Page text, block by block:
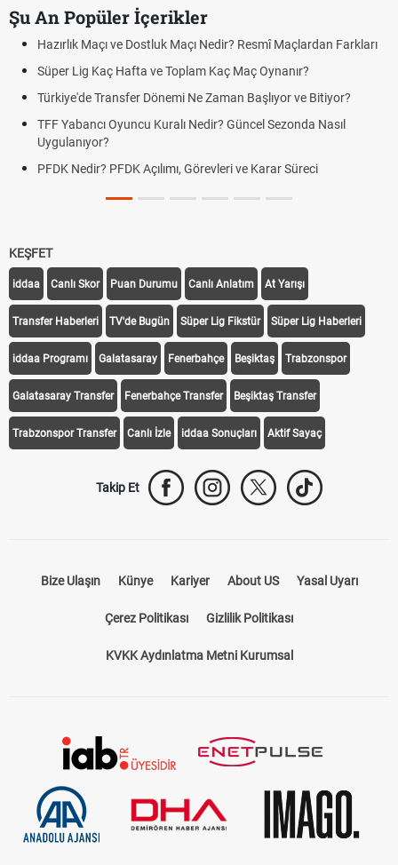
Şu An Popüler İçerikler
Hazırlık Maçı ve Dostluk Maçı Nedir? Resmî Maçlardan Farkları
Süper Lig Kaç Hafta ve Toplam Kaç Maç Oynanır?
Türkiye'de Transfer Dönemi Ne Zaman Başlıyor ve Bitiyor?
TFF Yabancı Oyuncu Kuralı Nedir? Güncel Sezonda Nasıl
Uygulanıyor?
PFDK Nedir? PFDK Açılımı, Görevleri ve Karar Süreci
KEŞFET
iddaa Canlı Skor Puan Durumu Canlı Anlatım At Yarışı
Transfer Haberleri TV'de Bugün Süper Lig Fikstür Süper Lig Haberleri
iddaa Programı Galatasaray Fenerbahçe Beşiktaş Trabzonspor
Galatasaray Transfer Fenerbahçe Transfer Beşiktaş Transfer
Trabzonspor Transfer Canlı İzle iddaa Sonuçları Aktif Sayaç
Takip Et
Bize Ulaşın Künye Kariyer About US Yasal Uyarı
Çerez Politikası Gizlilik Politikası
KVKK Aydınlatma Metni Kurumsal